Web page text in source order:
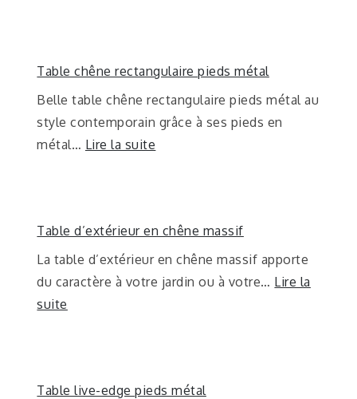
Table chêne rectangulaire pieds métal
Belle table chêne rectangulaire pieds métal au
style contemporain grâce à ses pieds en
métal… Lire la suite
Table d’extérieur en chêne massif
La table d’extérieur en chêne massif apporte
du caractère à votre jardin ou à votre… Lire la
suite
Table live-edge pieds métal